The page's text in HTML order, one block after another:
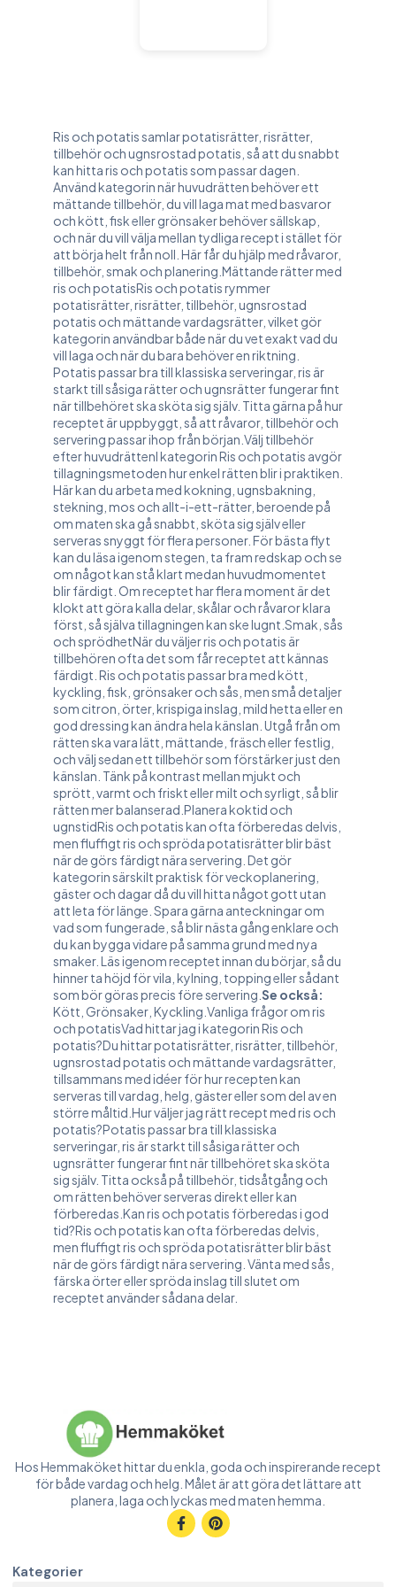
Ris och potatis samlar potatisrätter, risrätter,
tillbehör och ugnsrostad potatis, så att du snabbt
kan hitta ris och potatis som passar dagen.
Använd kategorin när huvudrätten behöver ett
mättande tillbehör, du vill laga mat med basvaror
och kött, fisk eller grönsaker behöver sällskap,
och när du vill välja mellan tydliga recept i stället för
att börja helt från noll. Här får du hjälp med råvaror,
tillbehör, smak och planering.Mättande rätter med
ris och potatisRis och potatis rymmer
potatisrätter, risrätter, tillbehör, ugnsrostad
potatis och mättande vardagsrätter, vilket gör
kategorin användbar både när du vet exakt vad du
vill laga och när du bara behöver en riktning.
Potatis passar bra till klassiska serveringar, ris är
starkt till såsiga rätter och ugnsrätter fungerar fint
när tillbehöret ska sköta sig själv. Titta gärna på hur
receptet är uppbyggt, så att råvaror, tillbehör och
servering passar ihop från början.Välj tillbehör
efter huvudrättenI kategorin Ris och potatis avgör
tillagningsmetoden hur enkel rätten blir i praktiken.
Här kan du arbeta med kokning, ugnsbakning,
stekning, mos och allt-i-ett-rätter, beroende på
om maten ska gå snabbt, sköta sig själv eller
serveras snyggt för flera personer. För bästa flyt
kan du läsa igenom stegen, ta fram redskap och se
om något kan stå klart medan huvudmomentet
blir färdigt. Om receptet har flera moment är det
klokt att göra kalla delar, skålar och råvaror klara
först, så själva tillagningen kan ske lugnt.Smak, sås
och sprödhetNär du väljer ris och potatis är
tillbehören ofta det som får receptet att kännas
färdigt. Ris och potatis passar bra med kött,
kyckling, fisk, grönsaker och sås, men små detaljer
som citron, örter, krispiga inslag, mild hetta eller en
god dressing kan ändra hela känslan. Utgå från om
rätten ska vara lätt, mättande, fräsch eller festlig,
och välj sedan ett tillbehör som förstärker just den
känslan. Tänk på kontrast mellan mjukt och
sprött, varmt och friskt eller milt och syrligt, så blir
rätten mer balanserad.Planera koktid och
ugnstidRis och potatis kan ofta förberedas delvis,
men fluffigt ris och spröda potatisrätter blir bäst
när de görs färdigt nära servering. Det gör
kategorin särskilt praktisk för veckoplanering,
gäster och dagar då du vill hitta något gott utan
att leta för länge. Spara gärna anteckningar om
vad som fungerade, så blir nästa gång enklare och
du kan bygga vidare på samma grund med nya
smaker. Läs igenom receptet innan du börjar, så du
hinner ta höjd för vila, kylning, topping eller sådant
som bör göras precis före servering. Se också:
Kött Grönsaker Kyckling .Vanliga frågor om ris
och potatisVad hittar jag i kategorin Ris och
potatis?Du hittar potatisrätter, risrätter, tillbehör,
ugnsrostad potatis och mättande vardagsrätter,
tillsammans med idéer för hur recepten kan
serveras till vardag, helg, gäster eller som del av en
större måltid.Hur väljer jag rätt recept med ris och
potatis?Potatis passar bra till klassiska
serveringar, ris är starkt till såsiga rätter och
ugnsrätter fungerar fint när tillbehöret ska sköta
sig själv. Titta också på tillbehör, tidsåtgång och
om rätten behöver serveras direkt eller kan
förberedas.Kan ris och potatis förberedas i god
tid?Ris och potatis kan ofta förberedas delvis,
men fluffigt ris och spröda potatisrätter blir bäst
när de görs färdigt nära servering. Vänta med sås,
färska örter eller spröda inslag till slutet om
receptet använder sådana delar.
Hos Hemmaköket hittar du enkla, goda och inspirerande recept
för både vardag och helg. Målet är att göra det lättare att
planera, laga och lyckas med maten hemma.
Kategorier